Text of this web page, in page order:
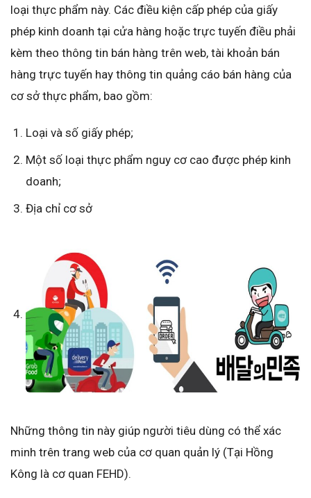
loại thực phẩm này. Các điều kiện cấp phép của giấy
phép kinh doanh tại cửa hàng hoặc trực tuyến điều phải
kèm theo thông tin bán hàng trên web, tài khoản bán
hàng trực tuyến hay thông tin quảng cáo bán hàng của
cơ sở thực phẩm, bao gồm:
Loại và số giấy phép;
Một số loại thực phẩm nguy cơ cao được phép kinh
doanh;
Địa chỉ cơ sở
Những thông tin này giúp người tiêu dùng có thể xác
minh trên trang web của cơ quan quản lý (Tại Hồng
Kông là cơ quan FEHD).